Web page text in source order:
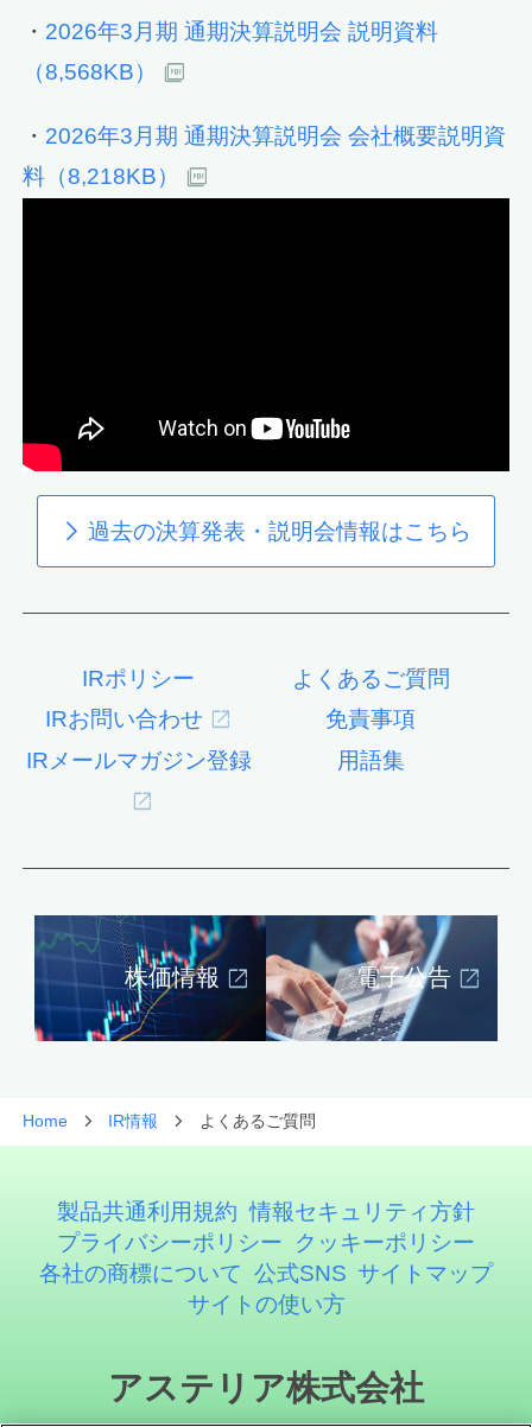
・ 2026年3月期 通期決算説明会 説明資料
（8,568KB）
・ 2026年3月期 通期決算説明会 会社概要説明資
料（8,218KB）
過去の決算発表・説明会情報はこちら
IRポリシー
よくあるご質問
IRお問い合わせ
免責事項
IRメールマガジン登録
用語集
株価情報 電子公告
Home IR情報 よくあるご質問
製品共通利用規約 情報セキュリティ方針
プライバシーポリシー
クッキーポリシー
各社の商標について 公式SNS サイトマップ
サイトの使い方
アステリア株式会社